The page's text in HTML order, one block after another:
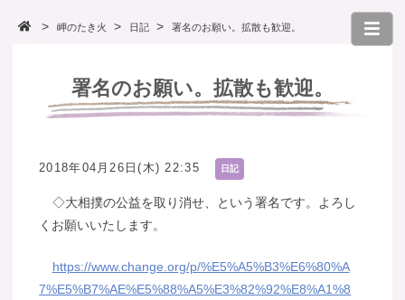
岬のたき火 日記 署名のお願い。拡散も歓迎。
署名のお願い。拡散も歓迎。
2018年04月26日(木) 22:35 日記
◇大相撲の公益を取り消せ、という署名です。よろし
くお願いいたします。
https://www.change.org/p/%E5%A5%B3%E6%80%A
7%E5%B7%AE%E5%88%A5%E3%82%92%E8%A1%8